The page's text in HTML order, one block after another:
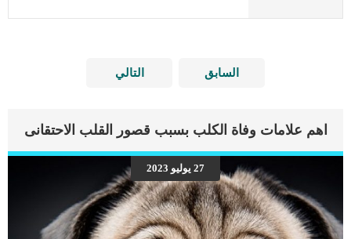
السابق التالي
اهم علامات وفاة الكلب بسبب قصور القلب الاحتقانى
27 يوليو 2023